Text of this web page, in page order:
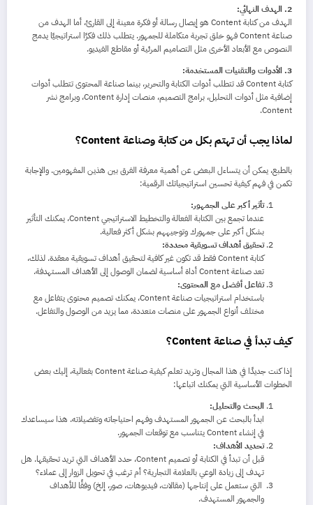
2. الهدف النهائي:
الهدف من كتابة Content هو إيصال رسالة أو فكرة معينة إلى القارئ، أما الهدف من
صناعة Content فهو خلق تجربة متكاملة للجمهور. يتطلب ذلك فكرًا استراتيجيًا يدمج
النصوص مع الأبعاد الأخرى مثل التصاميم المرئية أو مقاطع الفيديو.
3. الأدوات والتقنيات المستخدمة:
كتابة Content قد تتطلب أدوات الكتابة والتحرير، بينما صناعة المحتوى تتطلب أدوات
إضافية مثل أدوات التحليل، برامج التصميم، منصات إدارة Content، وبرامج نشر
Content.
لماذا يجب أن تهتم بكل من كتابة وصناعة Content؟
بالطبع، يمكن أن يتساءل البعض عن أهمية معرفة الفرق بين هذين المفهومين. والإجابة
تكمن في فهم كيفية تحسين استراتيجياتك الرقمية:
تأثير أكبر على الجمهور:
عندما تجمع بين الكتابة الفعالة والتخطيط الاستراتيجي Content، يمكنك التأثير
بشكل أكبر على جمهورك وتوجيههم بشكل أكثر فعالية.
تحقيق أهداف تسويقية محددة:
كتابة Content فقط قد تكون غير كافية لتحقيق أهداف تسويقية معقدة. لذلك،
تعد صناعة Content أداة أساسية لضمان الوصول إلى الأهداف المستهدفة.
تفاعل أفضل مع المحتوى:
باستخدام استراتيجيات صناعة Content، يمكنك تصميم محتوى يتفاعل مع
مختلف أنواع الجمهور على منصات متعددة، مما يزيد من الوصول والتفاعل.
كيف تبدأ في صناعة Content؟
إذا كنت جديدًا في هذا المجال وتريد تعلم كيفية صناعة Content بفعالية، إليك بعض
الخطوات الأساسية التي يمكنك اتباعها:
البحث والتحليل:
ابدأ بالبحث عن الجمهور المستهدف وفهم احتياجاته وتفضيلاته. هذا سيساعدك
في إنشاء Content يتناسب مع توقعات الجمهور.
تحديد الأهداف:
قبل أن تبدأ في الكتابة أو تصميم Content، حدد الأهداف التي تريد تحقيقها. هل
تهدف إلى زيادة الوعي بالعلامة التجارية؟ أم ترغب في تحويل الزوار إلى عملاء؟
التي ستعمل على إنتاجها (مقالات، فيديوهات، صور، إلخ) وفقًا للأهداف
والجمهور المستهدف.